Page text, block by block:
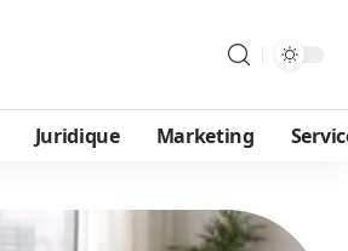
Juridique Marketing